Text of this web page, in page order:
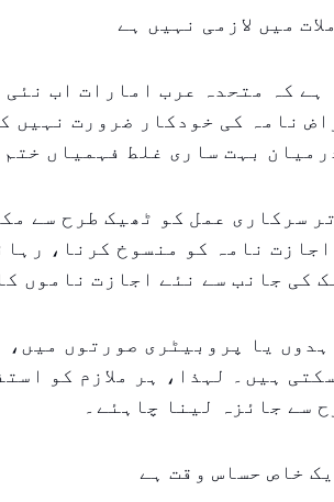
ہے کہ متحدہ عرب امارات اب نئی
نامہ کی خودکار ضرورت نہیں
بہت ساری غلط فہمیاں ختم
سرکاری عمل کو ٹھیک طرح سے
نامہ کو منسوخ کرنا،
کی جانب سے نئے اجازت ناموں
یا پروبیٹری صورتوں
ہیں۔ لہذا، ہر ملازم کو
سے جائزہ لینا چاہئے۔
خاص حساس وقت ہے